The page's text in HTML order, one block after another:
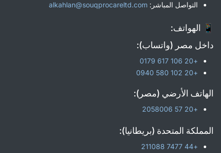
التواصل المباشر: alkahlan@souqprocareltd.com
📱 الهواتف:
داخل مصر (واتساب):
+20 106 617 0179
+20 102 580 0940
الهاتف الأرضي (مصر):
+20 57 2058006
المملكة المتحدة (بريطانيا):
+44 7477 211088